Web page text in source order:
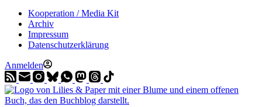
Kooperation / Media Kit
Archiv
Impressum
Datenschutzerklärung
Anmelden